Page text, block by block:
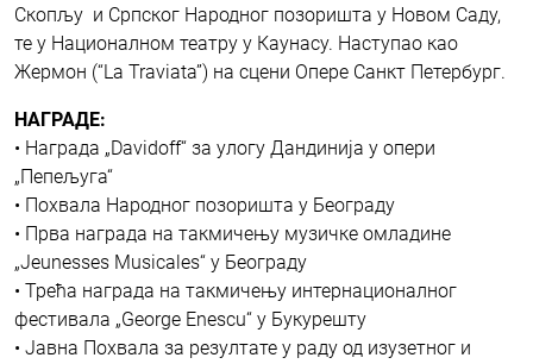
Скопљу и Српског Народног позоришта у Новом Саду,
те у Националном театру у Каунасу. Наступао као
Жермон (“La Traviata”) на сцени Опере Санкт Петербург.
НАГРАДЕ:
• Награда „Davidoff“ за улогу Дандинија у опери
„Пепељуга“
• Похвала Народног позоришта у Београду
• Прва награда на такмичењу музичке омладине
„Jeunesses Musicales“ у Београду
• Трећа награда на такмичењу интернационалног
фестивала „George Enescu“ у Букурешту
• Јавна Похвала за резултате у раду од изузетног и